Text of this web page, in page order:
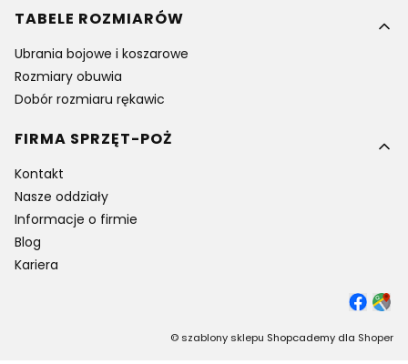
TABELE ROZMIARÓW
Ubrania bojowe i koszarowe
Rozmiary obuwia
Dobór rozmiaru rękawic
FIRMA SPRZĘT-POŻ
Kontakt
Nasze oddziały
Informacje o firmie
Blog
Kariera
© szablony sklepu Shopcademy dla Shoper